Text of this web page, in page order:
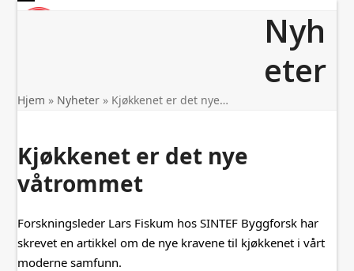
Open
Close
Nyh
eter
Hjem » Nyheter » Kjøkkenet er det nye…
Kjøkkenet er det nye
våtrommet
Forskningsleder Lars Fiskum hos SINTEF Byggforsk har
skrevet en artikkel om de nye kravene til kjøkkenet i vårt
moderne samfunn.